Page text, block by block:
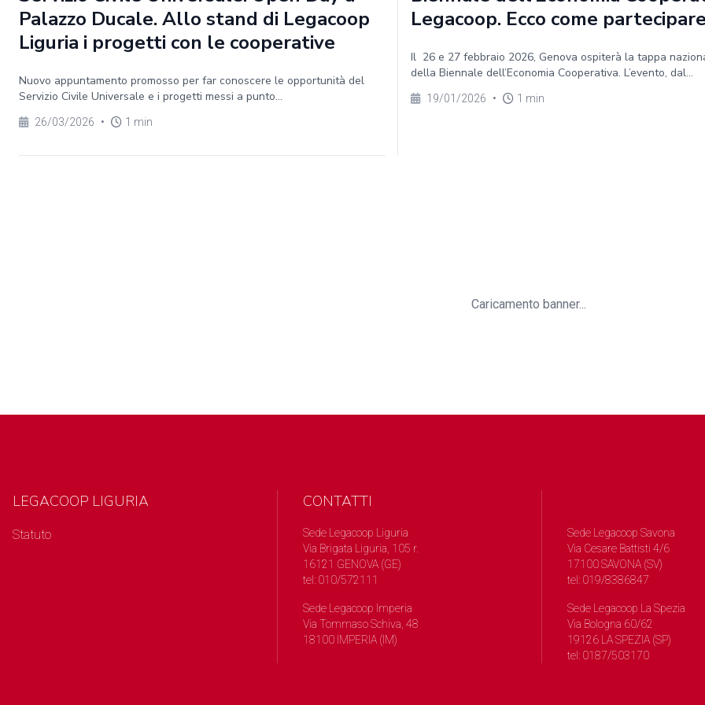
Palazzo Ducale. Allo stand di Legacoop
Liguria i progetti con le cooperative
Nuovo appuntamento promosso per far conoscere le opportunità del
Servizio Civile Universale e i progetti messi a punto...
26/03/2026 • 1 min
Legacoop. Ecco come partecipare
Il 26 e 27 febbraio 2026, Genova ospiterà la tappa
della Biennale dell’Economia Cooperativa. L’evento, dal...
19/01/2026 • 1 min
Caricamento banner...
LEGACOOP LIGURIA
Statuto
CONTATTI
Sede Legacoop Liguria
Via Brigata Liguria, 105 r.
16121 GENOVA (GE)
tel: 010/572111
Sede Legacoop Imperia
Via Tommaso Schiva, 48
18100 IMPERIA (IM)
Sede Legacoop Savona
Via Cesare Battisti 4/6
17100 SAVONA (SV)
tel: 019/8386847
Sede Legacoop La Spezia
Via Bologna 60/62
19126 LA SPEZIA (SP)
tel: 0187/503170